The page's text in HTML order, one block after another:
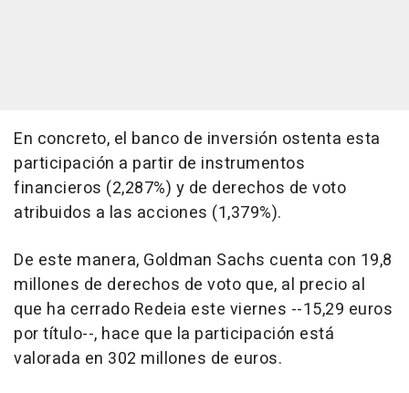
En concreto, el banco de inversión ostenta esta
participación a partir de instrumentos
financieros (2,287%) y de derechos de voto
atribuidos a las acciones (1,379%).
De este manera, Goldman Sachs cuenta con 19,8
millones de derechos de voto que, al precio al
que ha cerrado Redeia este viernes --15,29 euros
por título--, hace que la participación está
valorada en 302 millones de euros.